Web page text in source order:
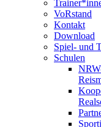
VoRstand
Kontakt
Download
Spiel- und
Schulen